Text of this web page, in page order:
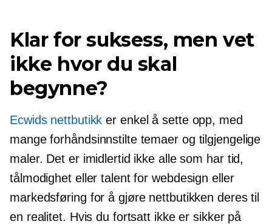
Klar for suksess, men vet
ikke hvor du skal
begynne?
Ecwids nettbutikk er enkel å sette opp, med
mange forhåndsinnstilte temaer og tilgjengelige
maler. Det er imidlertid ikke alle som har tid,
tålmodighet eller talent for webdesign eller
markedsføring for å gjøre nettbutikken deres til
en realitet. Hvis du fortsatt ikke er sikker på